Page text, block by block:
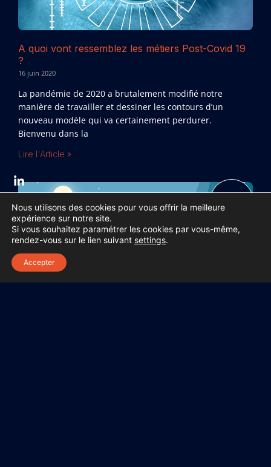
Retour au Blog
A quoi vont ressemblez les métiers Post-Covid 19
?
16 juin 2020
La pandémie de 2020 a brutalement modifié notre
manière de travailler et dessiner les contours d’un
nouveau modèle qui va certainement perdurer.
Bienvenu dans la
Lire l'Article »
Nous utilisons des cookies pour vous offrir la meilleure
expérience sur notre site.
Si vous souhaitez paramétrer les cookies par vous-même,
rendez-vous sur le lien suivant settings.
Accepter